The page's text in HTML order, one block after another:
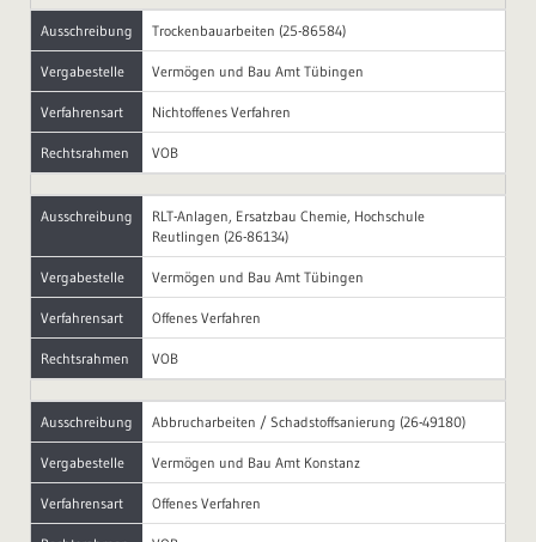
Ausschreibung Trockenbauarbeiten (25-86584)
Vergabestelle Vermögen und Bau Amt Tübingen
Verfahrensart Nichtoffenes Verfahren
Rechtsrahmen VOB
Ausschreibung
RLT-Anlagen, Ersatzbau Chemie, Hochschule
Reutlingen (26-86134)
Vergabestelle Vermögen und Bau Amt Tübingen
Verfahrensart Offenes Verfahren
Rechtsrahmen VOB
Ausschreibung Abbrucharbeiten / Schadstoffsanierung (26-49180)
Vergabestelle Vermögen und Bau Amt Konstanz
Verfahrensart Offenes Verfahren